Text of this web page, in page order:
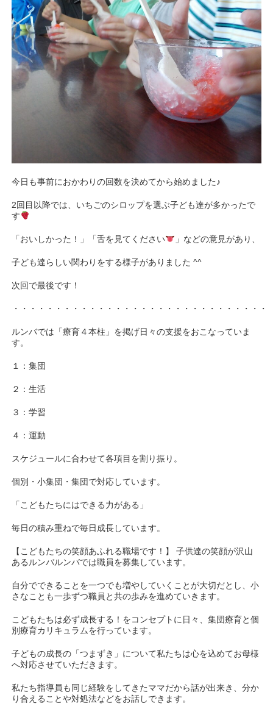
今日も事前におかわりの回数を決めてから始めました♪
2回目以降では、いちごのシロップを選ぶ子ども達が多かったで
す
「おいしかった！」「舌を見てください 」などの意見があり、
子ども達らしい関わりをする様子がありました ^^
次回で最後です！
・・・・・・・・・・・・・・・・・・・・・・・・・・・・・
ルンバでは「療育４本柱」を掲げ日々の支援をおこなっていま
す。
１：集団
２：生活
３：学習
４：運動
スケジュールに合わせて各項目を割り振り。
個別・小集団・集団で対応しています。
「こどもたちにはできる力がある」
毎日の積み重ねで毎日成長しています。
【こどもたちの笑顔あふれる職場です！】 子供達の笑顔が沢山
あるルンバルンバでは職員を募集しています。
自分でできることを一つでも増やしていくことが大切だとし、小
さなことも一歩ずつ職員と共の歩みを進めていきます。
こどもたちは必ず成長する！をコンセプトに日々、集団療育と個
別療育カリキュラムを行っています。
子どもの成長の「つまずき」について私たちは心を込めてお母様
へ対応させていただきます。
私たち指導員も同じ経験をしてきたママだから話が出来き、分か
り合えることや対処法などをお話しできます。